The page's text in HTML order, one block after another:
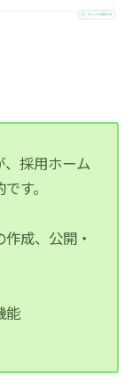
、採用ホーム
す。
成、公開・
能